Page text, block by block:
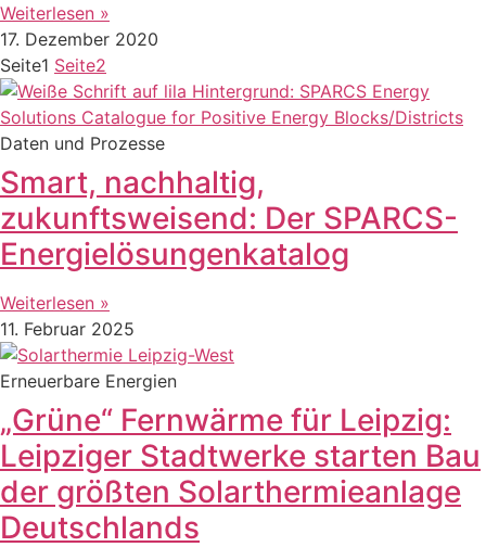
Weiterlesen »
17. Dezember 2020
Seite1 Seite2
Daten und Prozesse
Smart, nachhaltig,
zukunftsweisend: Der SPARCS-
Energielösungenkatalog
Weiterlesen »
11. Februar 2025
Erneuerbare Energien
„Grüne“ Fernwärme für Leipzig:
Leipziger Stadtwerke starten Bau
der größten Solarthermieanlage
Deutschlands